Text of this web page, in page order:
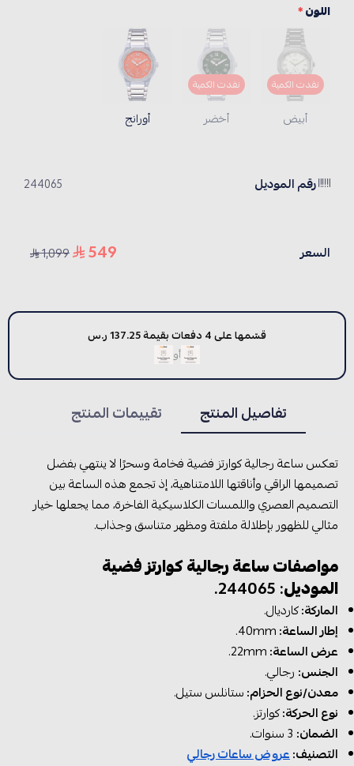
اللون*
نفدت الكمية
أبيض
نفدت الكمية
أخضر أورانج
رقم الموديل 244065
السعر 549
1,099
قسّمها على 4 دفعات بقيمة 137.25 ر.س
أو
تفاصيل المنتج تقييمات المنتج
تعكس ساعة رجالية كوارتز فضية فخامة وسحرًا لا ينتهي بفضل
تصميمها الراقي وأناقتها اللامتناهية، إذ تجمع هذه الساعة بين
التصميم العصري واللمسات الكلاسيكية الفاخرة، مما يجعلها خيار
مثالي للظهور بإطلالة ملفتة ومظهر متناسق وجذاب.
مواصفات ساعة رجالية كوارتز فضية
الموديل: 244065.
الماركة:كارديال.
إطار الساعة:40mm.
عرض الساعة:22mm.
الجنس: رجالي.
معدن/نوع الحزام:ستانلس ستيل.
نوع الحركة:كوارتز.
الضمان:
التصنيف:عروض ساعات رجالي